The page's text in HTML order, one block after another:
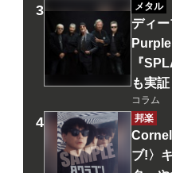
メタル
ディ
『
も実
コラム
邦楽
ブ!〉